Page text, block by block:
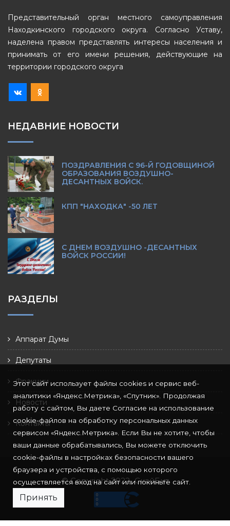
Представительный орган местного самоуправления
Находкинского городского округа. Согласно Уставу,
наделена правом представлять интересы населения и
принимать от его имени решения, действующие на
территории городского округа
НЕДАВНИЕ НОВОСТИ
ПОЗДРАВЛЕНИЯ С 96-Й ГОДОВЩИНОЙ
ОБРАЗОВАНИЯ ВОЗДУШНО-
ДЕСАНТНЫХ ВОЙСК.
КПП "НАХОДКА" -50 ЛЕТ
С ДНЕМ ВОЗДУШНО -ДЕСАНТНЫХ
ВОЙСК РОССИИ!
РАЗДЕЛЫ
Аппарат Думы
Депутаты
Фракции
Новости
Контакты
© Copyright 2022 СкайБит
Этот сайт использует файлы cookies и сервис веб-
аналитики «Яндекс.Метрика», «Спутник». Продолжая
работу с сайтом, Вы даете Согласие на использование
cookie-файлов на обработку персональных данных
сервисом «Яндекс.Метрика». Если Вы не хотите, чтобы
ваши данные обрабатывались, Вы можете отключить
cookie-файлы в настройках безопасности вашего
браузера и устройства, с помощью которого
осуществляется вход на сайт или покиньте сайт.
Принять